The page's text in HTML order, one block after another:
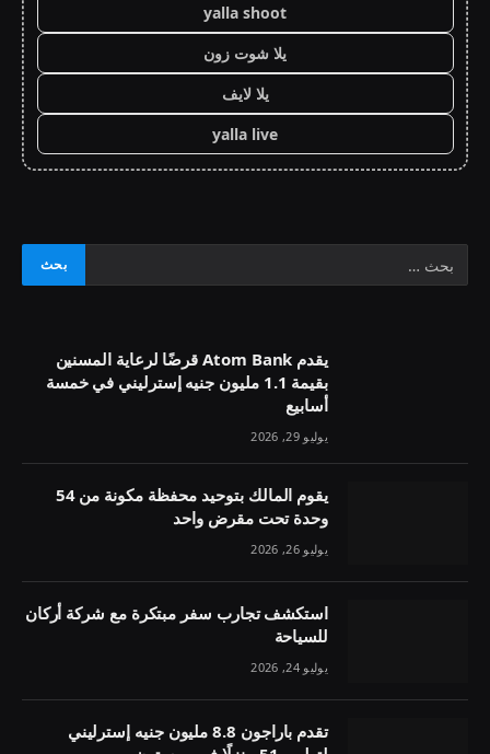
yalla shoot
يلا شوت زون
يلا لايف
yalla live
يقدم Atom Bank قرضًا لرعاية المسنين
بقيمة 1.1 مليون جنيه إسترليني في خمسة
أسابيع
يوليو 29, 2026
يقوم المالك بتوحيد محفظة مكونة من 54
وحدة تحت مقرض واحد
يوليو 26, 2026
استكشف تجارب سفر مبتكرة مع شركة أركان
للسياحة
يوليو 24, 2026
تقدم باراجون 8.8 مليون جنيه إسترليني